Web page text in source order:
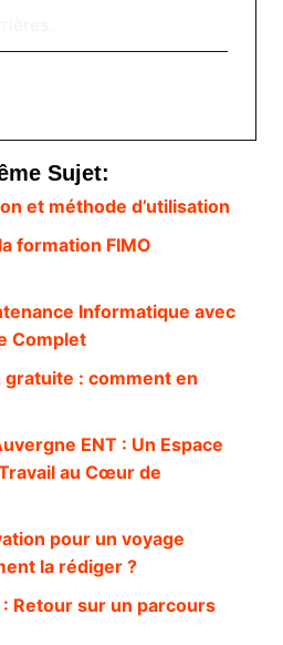
Sujet:
et méthode d’utilisation
formation FIMO
Informatique avec
Complet
gratuite : comment en
ENT : Un Espace
au Cœur de
pour un voyage
la rédiger ?
Retour sur un parcours